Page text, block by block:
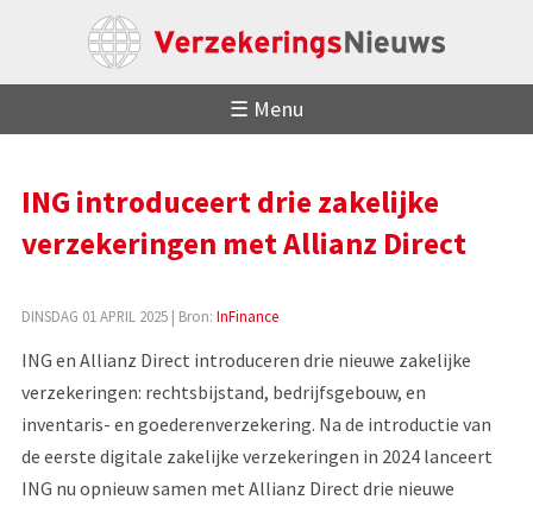
☰ Menu
ING introduceert drie zakelijke
verzekeringen met Allianz Direct
DINSDAG 01 APRIL 2025| Bron: InFinance
ING en Allianz Direct introduceren drie nieuwe zakelijke
verzekeringen: rechtsbijstand, bedrijfsgebouw, en
inventaris- en goederenverzekering. Na de introductie van
de eerste digitale zakelijke verzekeringen in 2024 lanceert
ING nu opnieuw samen met Allianz Direct drie nieuwe